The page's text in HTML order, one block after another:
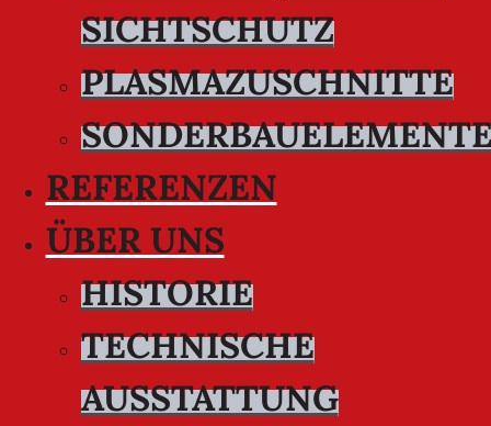
SICHTSCHUTZ
PLASMAZUSCHNITTE
REFERENZEN
ÜBER UNS
HISTORIE
TECHNISCHE
AUSSTATTUNG